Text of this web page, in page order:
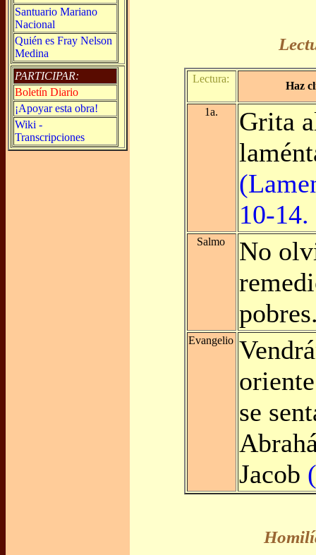
Santuario Mariano
Nacional
Quién es Fray Nelson
Medina
PARTICIPAR:
Boletín Diario
¡Apoyar esta obra!
Wiki -
Transcripciones
Lectura:
Haz
1a.
Grita
10-
Salmo
No
Evangelio
se
Jacob